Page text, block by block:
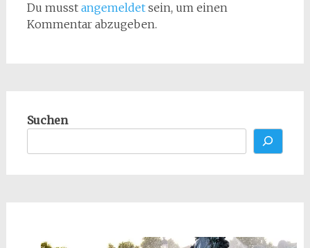
Du musst angemeldetsein, um einen
Kommentar abzugeben.
Suchen